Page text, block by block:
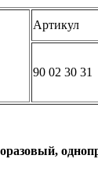
Артикул
90 02 30 31